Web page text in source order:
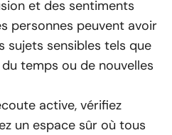
et des sentiments
personnes peuvent avoir
sujets sensibles tels que
temps ou de nouvelles
active, vérifiez
un espace sûr où tous